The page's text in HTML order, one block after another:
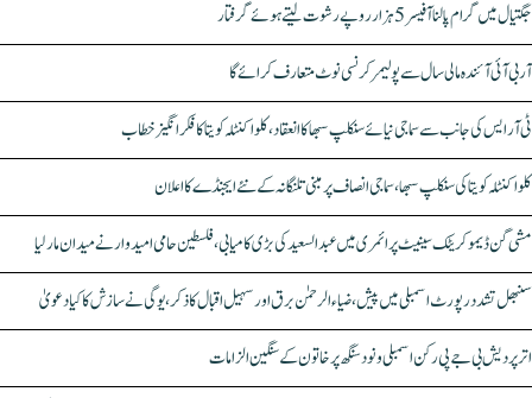
جگتیال میں گرام پالنا آفیسر 5 ہزار روپے رشوت لیتے ہوئے گرفتار
آر بی آئی آئندہ مالی سال سے پولیمر کرنسی نوٹ متعارف کرائے گا
ٹی آر ایس کی جانب سے سماجی نیائے سنکلپ سبھا کا انعقاد، کلواکنٹلہ کویتا کا فکر انگیز خطاب
کلواکنٹلہ کویتا کی سنکلپ سبھا، سماجی انصاف پر مبنی تلنگانہ کے نئے ایجنڈے کا اعلان
مشی گن ڈیموکریٹک سینیٹ پرائمری میں عبدالسعید کی بڑی کامیابی، فلسطین حامی امیدوار نے میدان مار لیا
سنبھل تشدد رپورٹ اسمبلی میں پیش، ضیاء الرحمٰن برق اور سہیل اقبال کا ذکر، یوگی نے سازش کا کیا دعویٰ
اتر پردیش بی جے پی رکن اسمبلی ونود سنگھ پر خاتون کے سنگین الزامات